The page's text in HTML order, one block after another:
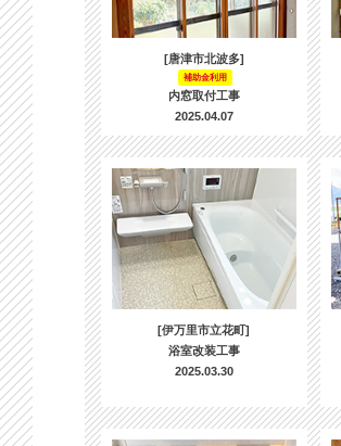
[唐津市北波多]
補助金利用
内窓取付工事
2025.04.07
[伊万里市立花町]
浴室改装工事
2025.03.30